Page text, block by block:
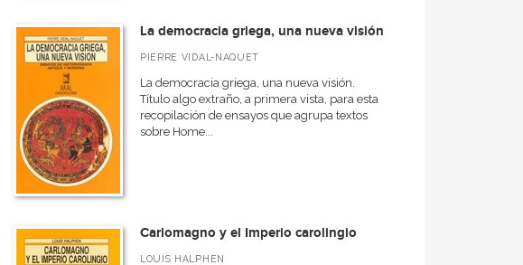
La democracia griega, una nueva visión
PIERRE VIDAL-NAQUET
La democracia griega, una nueva visión.
Título algo extraño, a primera vista, para esta
recopilación de ensayos que agrupa textos
sobre Home...
Carlomagno y el Imperio carolingio
LOUIS HALPHEN